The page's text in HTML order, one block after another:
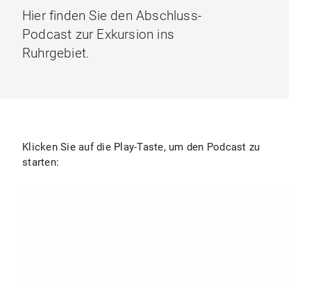
Hier finden Sie den Abschluss-
Podcast zur Exkursion ins
Ruhrgebiet.
Klicken Sie auf die Play-Taste, um den Podcast zu
starten: